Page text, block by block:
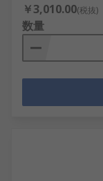
￥3,010.00(税抜)
数量